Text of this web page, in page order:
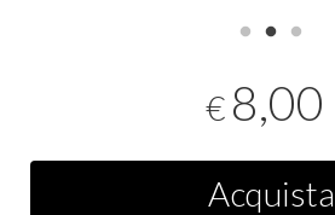
€ 8,00
Acquista